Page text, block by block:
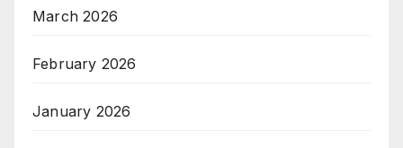
March 2026
February 2026
January 2026